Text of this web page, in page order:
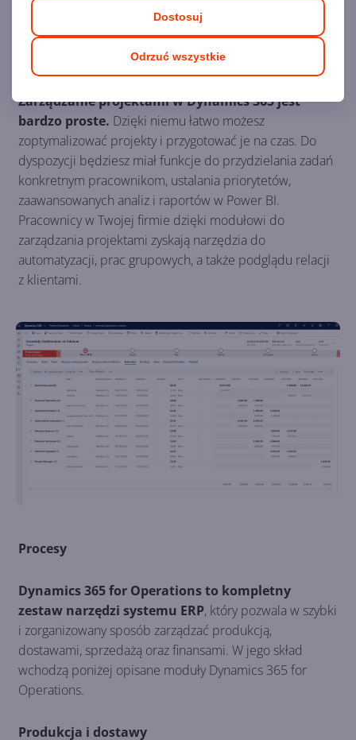
Odrzuć wszystkie
Dostosuj
kredytowych i zbierania podpisów.
Zarządzanie projektami
Zarządzanie projektami w Dynamics 365 jest
bardzo proste. Dzięki niemu łatwo możesz
zoptymalizować projekty i przygotować je na czas. Do
dyspozycji będziesz miał funkcje do przydzielania zadań
konkretnym pracownikom, ustalania priorytetów,
zaawansowanych analiz i raportów w Power BI.
Pracownicy w Twojej firmie dzięki modułowi do
zarządzania projektami zyskają narzędzia do
automatyzacji, prac grupowych, a także podglądu relacji
z klientami.
Procesy
Dynamics 365 for Operations to kompletny
zestaw narzędzi systemu ERP, który pozwala w szybki
i zorganizowany sposób zarządzać produkcją,
dostawami, sprzedażą oraz finansami. W jego skład
wchodzą poniżej opisane moduły Dynamics 365 for
Operations.
Produkcja i dostawy